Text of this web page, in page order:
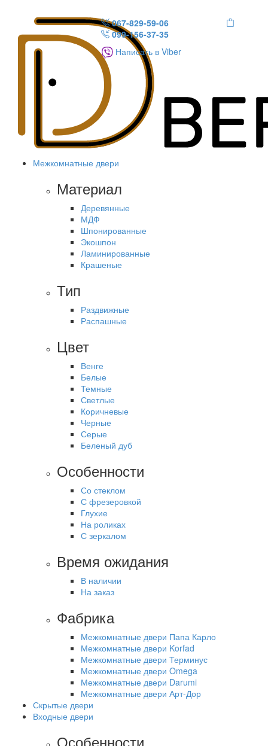
067-829-59-06
099-156-37-35
Написать в Viber
Межкомнатные двери
Материал
Деревянные
МДФ
Шпонированные
Экошпон
Ламинированные
Крашеные
Тип
Раздвижные
Распашные
Цвет
Венге
Белые
Темные
Светлые
Коричневые
Черные
Серые
Беленый дуб
Особенности
Со стеклом
С фрезеровкой
Глухие
На роликах
С зеркалом
Время ожидания
В наличии
На заказ
Фабрика
Межкомнатные двери Папа Карло
Межкомнатные двери Korfad
Межкомнатные двери Терминус
Межкомнатные двери Omega
Межкомнатные двери Darumi
Межкомнатные двери Арт-Дор
Скрытые двери
Входные двери
Особенности